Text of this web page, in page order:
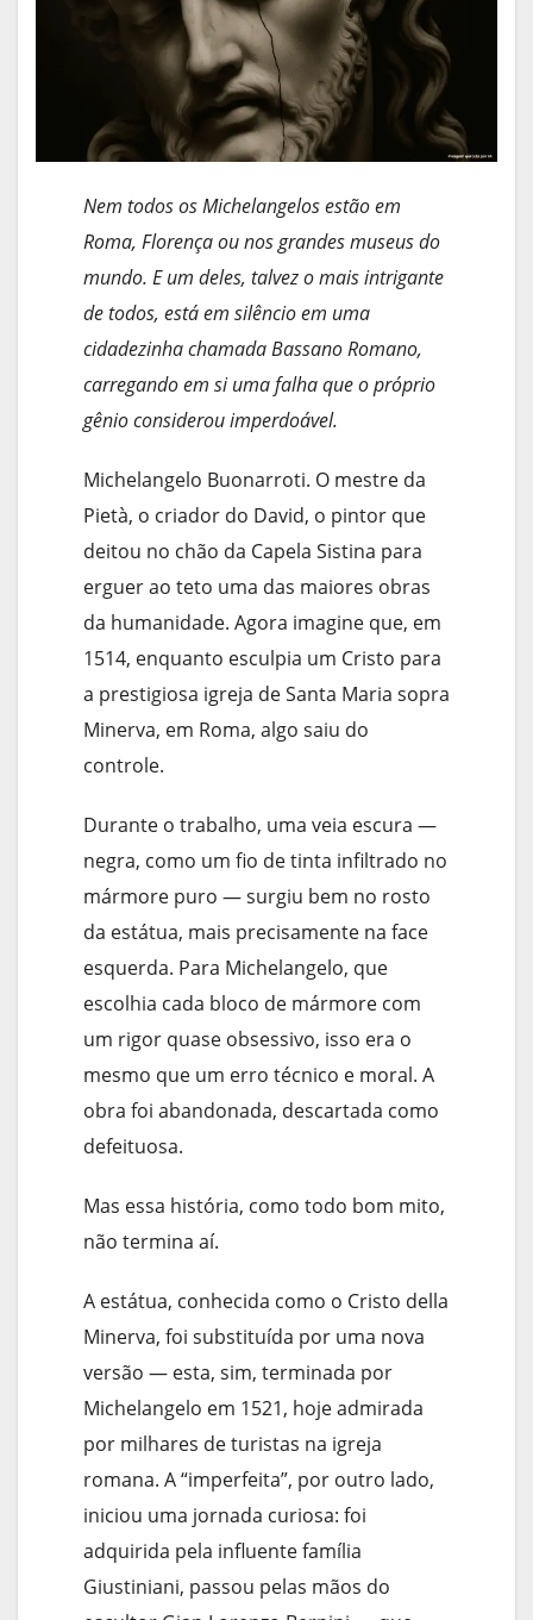
Nem todos os Michelangelos estão em
Roma, Florença ou nos grandes museus do
mundo. E um deles, talvez o mais intrigante
de todos, está em silêncio em uma
cidadezinha chamada Bassano Romano,
carregando em si uma falha que o próprio
gênio considerou imperdoável.
Michelangelo Buonarroti. O mestre da
Pietà, o criador do David, o pintor que
deitou no chão da Capela Sistina para
erguer ao teto uma das maiores obras
da humanidade. Agora imagine que, em
1514, enquanto esculpia um Cristo para
a prestigiosa igreja de Santa Maria sopra
Minerva, em Roma, algo saiu do
controle.
Durante o trabalho, uma veia escura —
negra, como um fio de tinta infiltrado no
mármore puro — surgiu bem no rosto
da estátua, mais precisamente na face
esquerda. Para Michelangelo, que
escolhia cada bloco de mármore com
um rigor quase obsessivo, isso era o
mesmo que um erro técnico e moral. A
obra foi abandonada, descartada como
defeituosa.
Mas essa história, como todo bom mito,
não termina aí.
A estátua, conhecida como o Cristo della
Minerva, foi substituída por uma nova
versão — esta, sim, terminada por
Michelangelo em 1521, hoje admirada
por milhares de turistas na igreja
romana. A “imperfeita”, por outro lado,
iniciou uma jornada curiosa: foi
adquirida pela influente família
Giustiniani, passou pelas mãos do